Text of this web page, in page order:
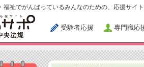
福祉でがんばっているみんなのための、応援サイト
受験者応援 専門職応